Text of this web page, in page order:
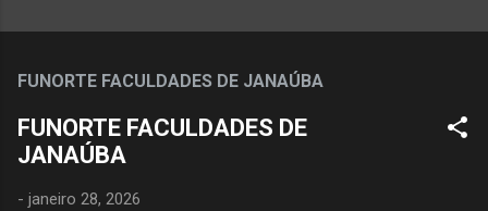
FUNORTE FACULDADES DE JANAÚBA
FUNORTE FACULDADES DE
JANAÚBA
- janeiro 28, 2026